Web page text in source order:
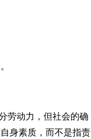
劳动力，但社会的确
身素质，而不是指责